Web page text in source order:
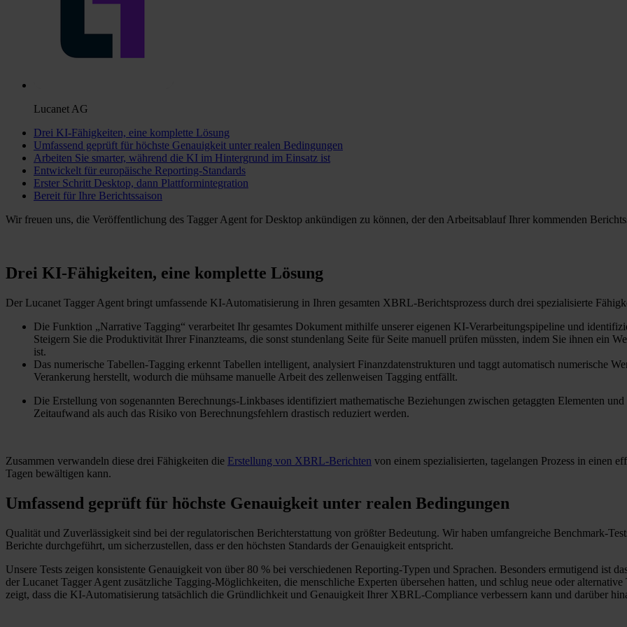
Lucanet AG
Drei KI-Fähigkeiten, eine komplette Lösung
Umfassend geprüft für höchste Genauigkeit unter realen Bedingungen
Arbeiten Sie smarter, während die KI im Hintergrund im Einsatz ist
Entwickelt für europäische Reporting-Standards
Erster Schritt Desktop, dann Plattformintegration
Bereit für Ihre Berichtssaison
Wir freuen uns, die Veröffentlichung des Tagger Agent for Desktop ankündigen zu können, der den Arbeitsablauf Ihrer kommenden
Drei KI-Fähigkeiten, eine komplette Lösung
Der Lucanet Tagger Agent bringt umfassende KI-Automatisierung in Ihren gesamten XBRL-Berichtsprozess durch drei spezialisierte
Die Funktion „Narrative Tagging“ verarbeitet Ihr gesamtes Dokument mithilfe unserer eigenen KI-Verarbeitungspipeline und
Steigern Sie die Produktivität Ihrer Finanzteams, die sonst stundenlang Seite für Seite manuell prüfen müssten, indem Sie ihnen ein
ist.
Das numerische Tabellen-Tagging erkennt Tabellen intelligent, analysiert Finanzdatenstrukturen und taggt automatisch numerische
Verankerung herstellt, wodurch die mühsame manuelle Arbeit des zellenweisen Tagging entfällt.
Die Erstellung von sogenannten Berechnungs-Linkbases identifiziert mathematische Beziehungen zwischen getaggten Elementen
Zeitaufwand als auch das Risiko von Berechnungsfehlern drastisch reduziert werden.
Zusammen verwandeln diese drei Fähigkeiten die Erstellung von XBRL-Berichten von einem spezialisierten, tagelangen Prozess in einen
Tagen bewältigen kann.
Umfassend geprüft für höchste Genauigkeit unter realen Bedingungen
Qualität und Zuverlässigkeit sind bei der regulatorischen Berichterstattung von größter Bedeutung. Wir haben umfangreiche Benchmark-
Berichte durchgeführt, um sicherzustellen, dass er den höchsten Standards der Genauigkeit entspricht.
Unsere Tests zeigen konsistente Genauigkeit von über 80 % bei verschiedenen Reporting-Typen und Sprachen. Besonders ermutigend ist
der Lucanet Tagger Agent zusätzliche Tagging-Möglichkeiten, die menschliche Experten übersehen hatten, und schlug neue oder
zeigt, dass die KI-Automatisierung tatsächlich die Gründlichkeit und Genauigkeit Ihrer XBRL-Compliance verbessern kann und darüber